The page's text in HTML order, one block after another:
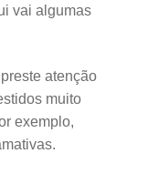
vai algumas
atenção
muito
exemplo,